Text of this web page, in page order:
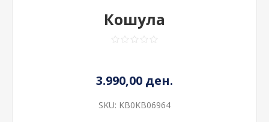
Кошула
3.990,00 ден.
SKU: KB0KB06964